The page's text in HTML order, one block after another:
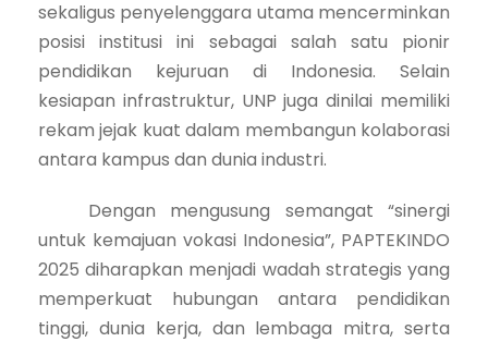
sekaligus penyelenggara utama mencerminkan
posisi institusi ini sebagai salah satu pionir
pendidikan kejuruan di Indonesia. Selain
kesiapan infrastruktur, UNP juga dinilai memiliki
rekam jejak kuat dalam membangun kolaborasi
antara kampus dan dunia industri.
Dengan mengusung semangat “sinergi
untuk kemajuan vokasi Indonesia”, PAPTEKINDO
2025 diharapkan menjadi wadah strategis yang
memperkuat hubungan antara pendidikan
tinggi, dunia kerja, dan lembaga mitra, serta